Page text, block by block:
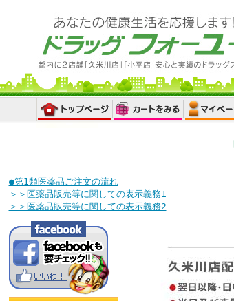
●第1類医薬品ご注文の流れ
＞＞医薬品販売等に関しての表示義務1
＞＞医薬品販売等に関しての表示義務2